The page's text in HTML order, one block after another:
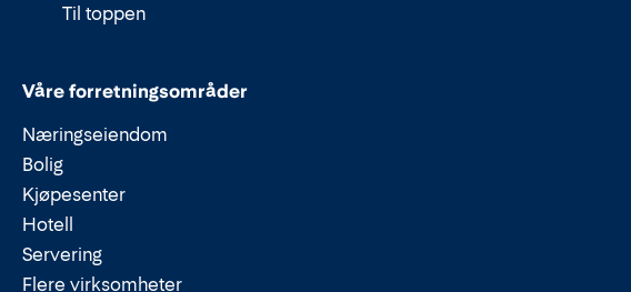
Til toppen
Våre forretningsområder
Næringseiendom
Bolig
Kjøpesenter
Hotell
Servering
Flere virksomheter